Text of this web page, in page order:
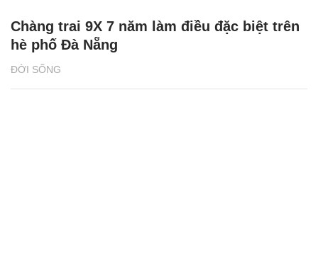
ĐỜI SỐNG
Chàng trai 9X 7 năm làm điều đặc biệt trên
hè phố Đà Nẵng